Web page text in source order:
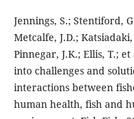
Jennings, S.; Stentiford,
Metcalfe, J.D.;
Pinnegar, J.K.; Ellis, T.;
into challenges and
interactions between
human health, fish and